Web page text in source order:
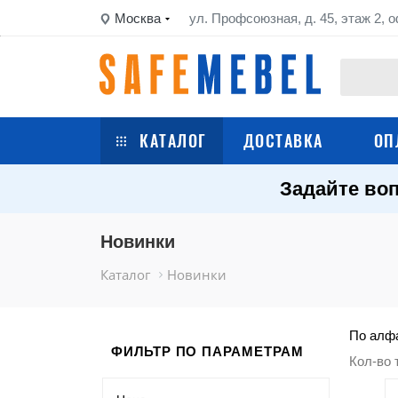
Москва ул. Профсоюзная, д. 45, этаж 2,
КАТАЛОГ
Шкафы металлические
Стеллажи металлические
ДОСТАВКА
Задайте
Новинки
Каталог Новинки
ФИЛЬТР ПО ПАРАМЕТРАМ
По
Кол-во